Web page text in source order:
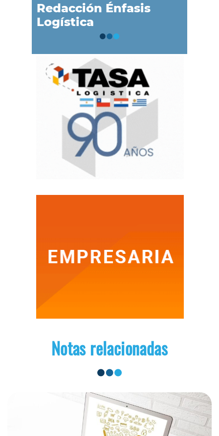
Redacción Énfasis
Logística
Notas relacionadas